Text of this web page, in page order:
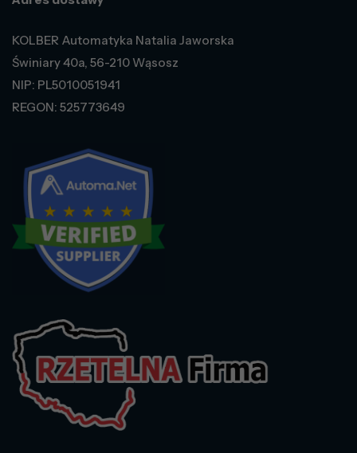
KOLBER Automatyka Natalia Jaworska
Świniary 40a, 56-210 Wąsosz
NIP: PL5010051941
REGON: 525773649